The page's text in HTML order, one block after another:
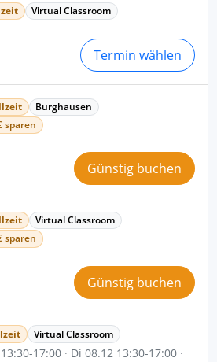
Virtual Classroom
Termin wählen
Burghausen
sparen
Günstig buchen
Virtual Classroom
sparen
Günstig buchen
Virtual Classroom
17:00 · Di 08.12 13:30-17:00 ·